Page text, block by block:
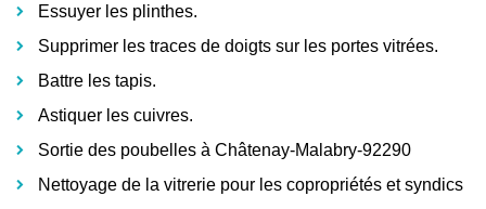
Essuyer les plinthes.
Supprimer les traces de doigts sur les portes vitrées.
Battre les tapis.
Astiquer les cuivres.
Sortie des poubelles à Châtenay-Malabry-92290
Nettoyage de la vitrerie pour les copropriétés et syndics